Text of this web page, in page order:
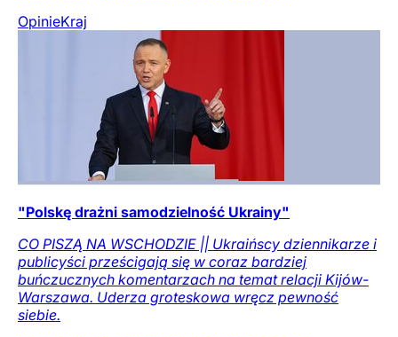
OpinieKraj
"Polskę drażni samodzielność Ukrainy"
CO PISZĄ NA WSCHODZIE || Ukraińscy dziennikarze i
publicyści prześcigają się w coraz bardziej
buńczucznych komentarzach na temat relacji Kijów-
Warszawa. Uderza groteskowa wręcz pewność
siebie.